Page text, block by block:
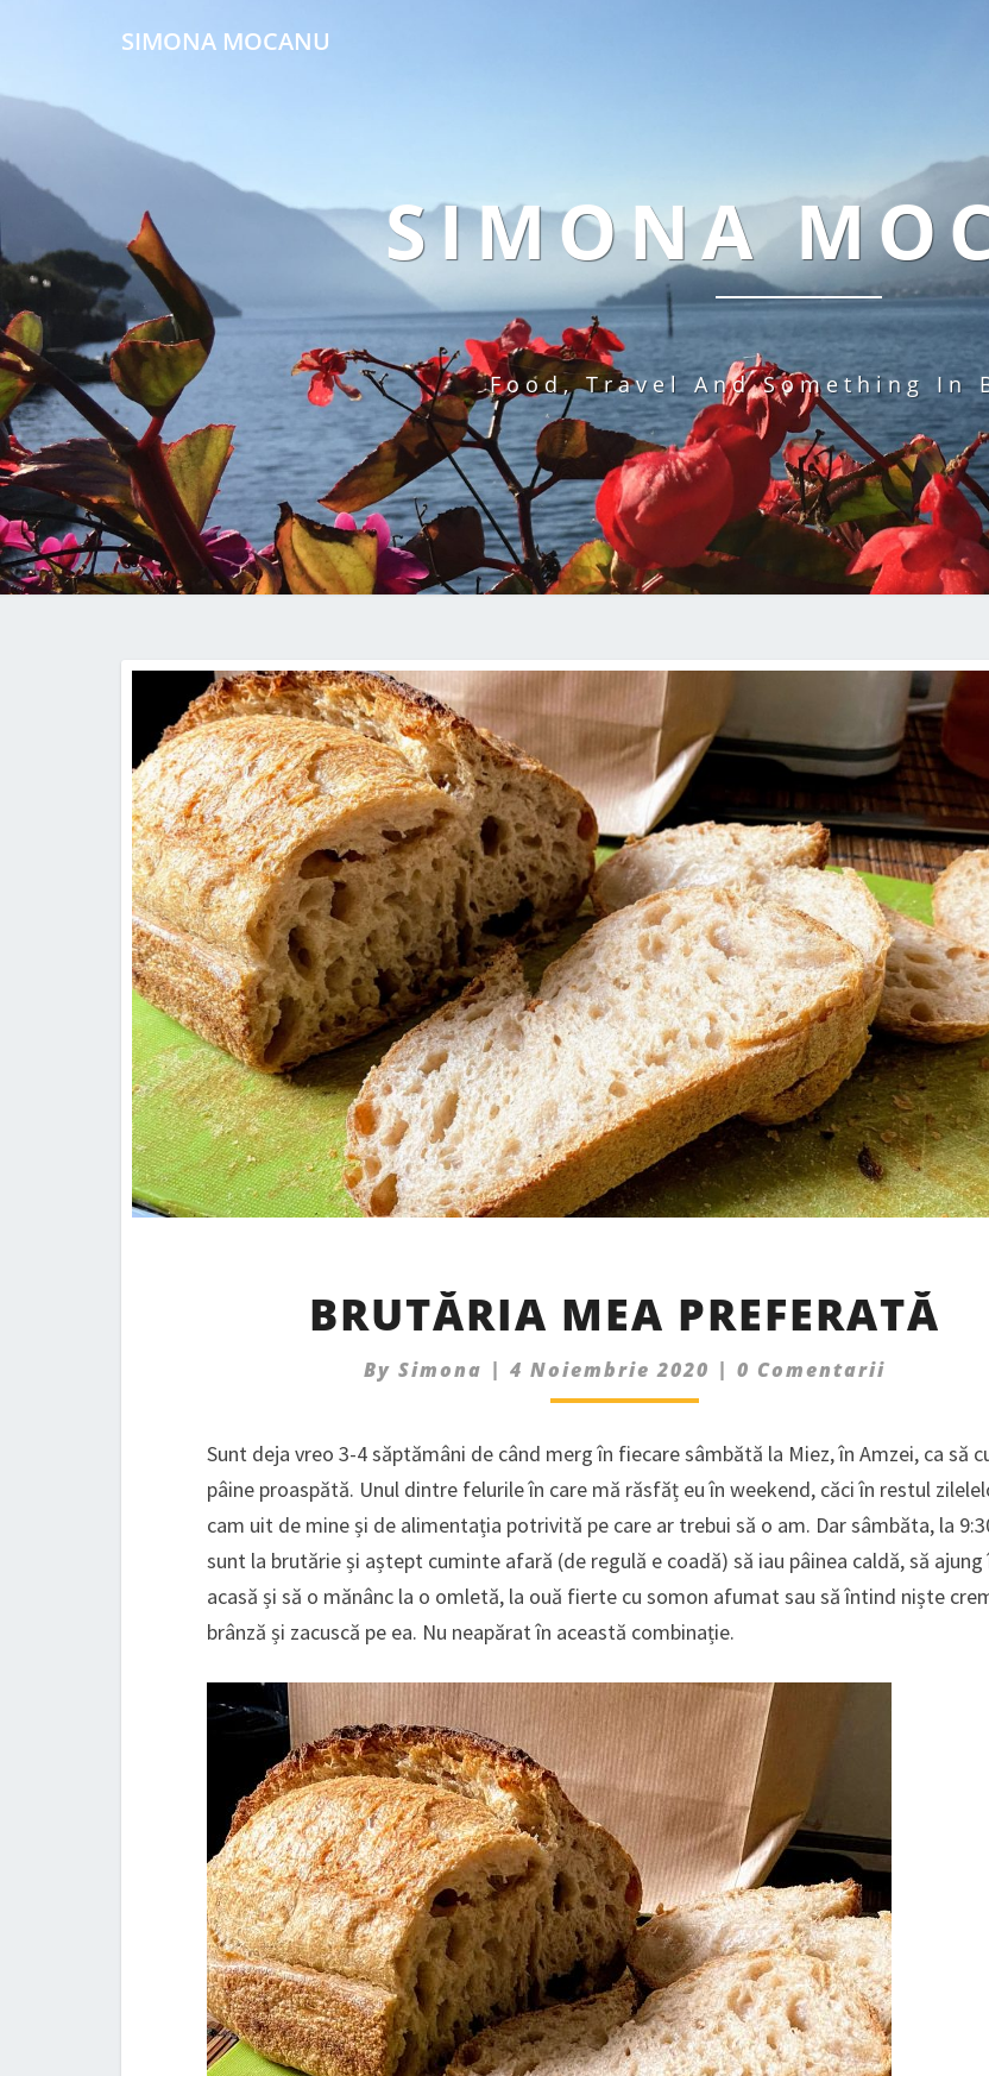
SIMONA MOCANU
SIMONA
Food, Travel And Something In
MEA
BRUTĂRIA MEA PREFERATĂ
BySimona |4 Noiembrie 2020 |Comments
0 Comentarii
Sunt deja vreo 3-4 săptămâni de când merg în fiecare sâmbătă la Miez, în Amzei, ca să
pâine proaspătă. Unul dintre felurile în care mă răsfăț eu în weekend, căci în restul
cam uit de mine și de alimentația potrivită pe care ar trebui să o am. Dar sâmbăta, la
sunt la brutărie și aștept cuminte afară (de regulă e coadă) să iau pâinea caldă, să ajung
acasă și să o mănânc la o omletă, la ouă fierte cu somon afumat sau să întind niște
brânză și zacuscă pe ea. Nu neapărat în această combinație.